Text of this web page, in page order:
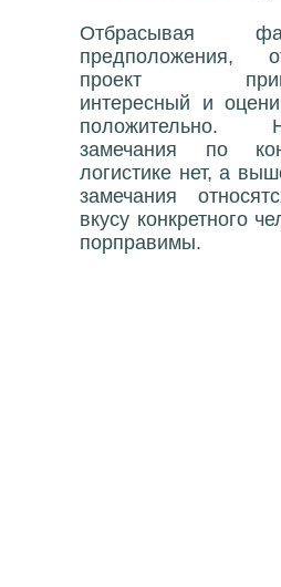
Отбрасывая
предположения,
проект
интересный и
замечания по
логистике нет, а
замечания
вкусу конкретного
порправимы.